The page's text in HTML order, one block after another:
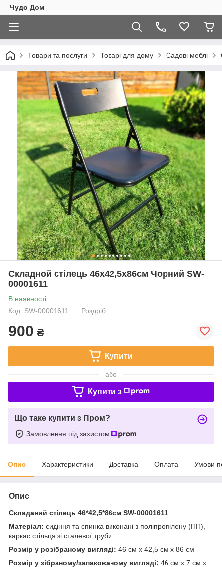
Чудо Дом
Товари та послуги Товарі для дому Садові меблі
Складной стілець 46х42,5х86см Чорний SW-
00001611
В наявності
Код: SW-00001611
Роздріб
900 ₴
Купити
або
Купити з
Що таке купити з Пром?
Замовлення під захистом
Опис Характеристики Доставка Оплата Умови
Опис
Складаний стілець 46*42,5*86см SW-00001611
Матеріал: сидіння та спинка виконані з поліпропілену (ПП),
каркас стільця зі сталевої труби
Розмір у розібраному вигляді: 46 см х 42,5 см х 86 см
Розмір у зібраному/запакованому вигляді: 46 см х 7 см х